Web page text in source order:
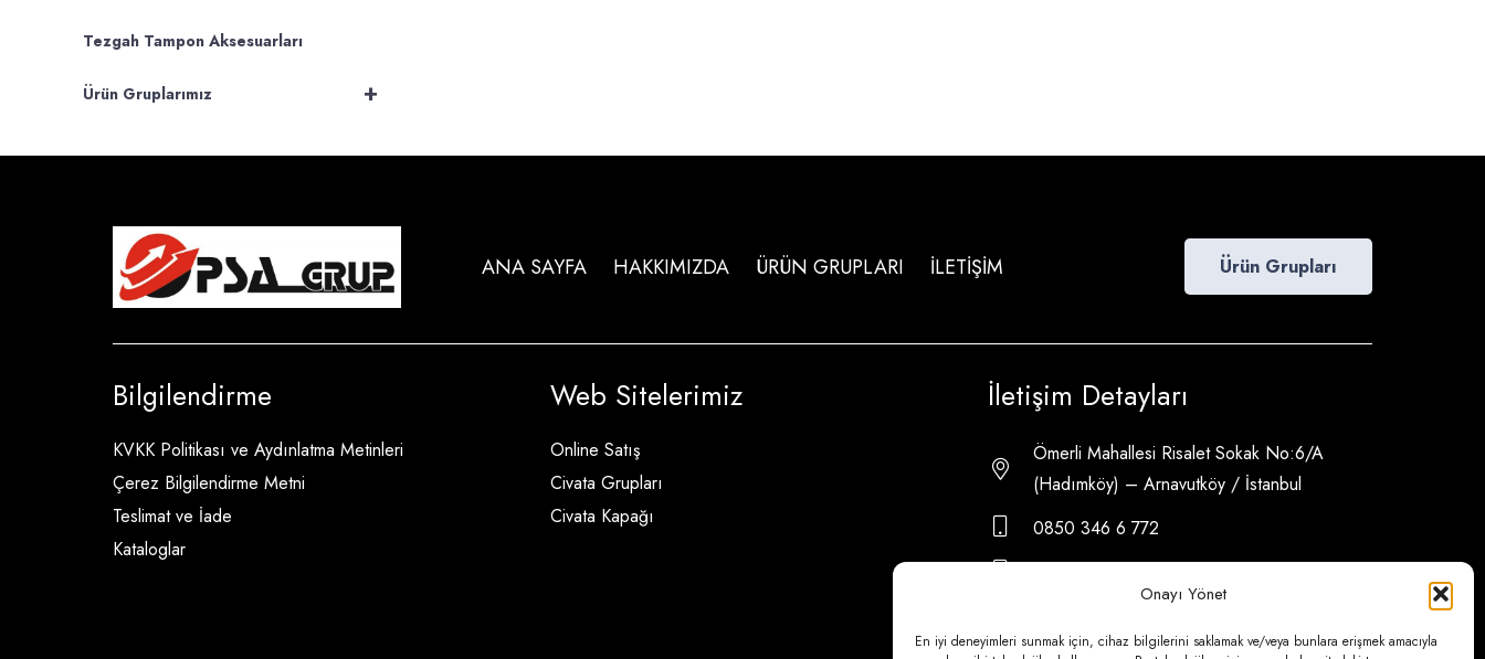
Onayı Yönet
En iyi deneyimleri sunmak için, cihaz bilgilerini saklamak ve/veya bunlara erişmek amacıyla
Tezgah Tampon Aksesuarları
+
Ürün Gruplarımız
ANA SAYFA HAKKIMIZDA ÜRÜN GRUPLARI İLETİŞİM Ürün Grupları
Bilgilendirme
KVKK Politikası ve Aydınlatma Metinleri
Çerez Bilgilendirme Metni
Teslimat ve İade
Kataloglar
Web Sitelerimiz
Online Satış
Civata Grupları
Civata Kapağı
İletişim Detayları
Ömerli Mahallesi Risalet Sokak No:6/A
(Hadımköy) – Arnavutköy / İstanbul
0850 346 6 772